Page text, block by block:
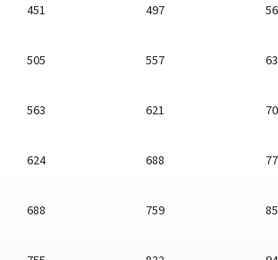
451 497
505 557
563 621
624 688
688 759